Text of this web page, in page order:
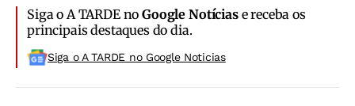
Siga o A TARDE noGoogle Notíciase receba os
principais destaques do dia.
Siga o A TARDE no Google Noticias